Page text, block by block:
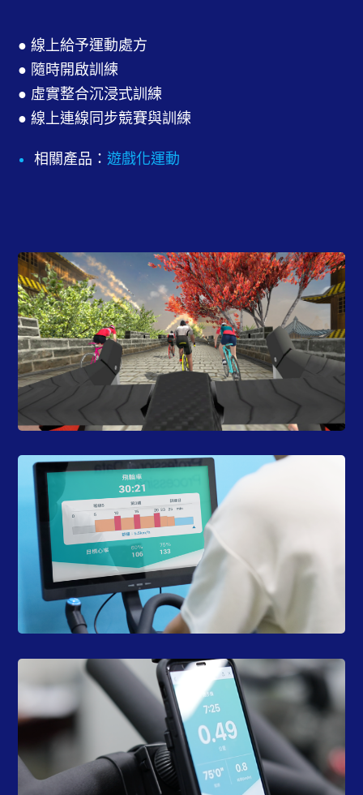
● 線上給予運動處方
● 隨時開啟訓練
● 虛實整合沉浸式訓練
● 線上連線同步競賽與訓練
相關產品：遊戲化運動
虛實整合沉浸式訓練
將遊戲與訓練結合，打造生動有趣的運動體驗，提
高使用者的運動頻率
線上給予運動處方
根據國內外文獻設計的訓練課表，即時進度條及間
歇提醒，無壓力互動，提高運動效果
隨時開啟訓練
透過智慧型手機開始訓練，從課表到訓練結果一次
掌握